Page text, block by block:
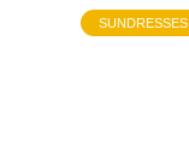
SUNDRESSES